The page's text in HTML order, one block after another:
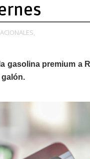
gasolina premium a
galón.